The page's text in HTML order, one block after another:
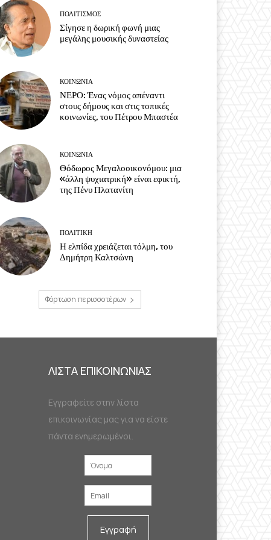
ΠΟΛΙΤΙΣΜΟΣ
Σίγησε η δωρική φωνή μιας
μεγάλης μουσικής δυναστείας
ΚΟΙΝΩΝΙΑ
ΝΕΡΟ: Ένας νόμος απέναντι
στους δήμους και στις τοπικές
κοινωνίες, του Πέτρου Μπαστέα
ΚΟΙΝΩΝΙΑ
Θόδωρος Μεγαλοοικονόμου: μια
«άλλη ψυχιατρική» είναι εφικτή,
της Πένυ Πλατανίτη
ΠΟΛΙΤΙΚΗ
Η ελπίδα χρειάζεται τόλμη, του
Δημήτρη Καλτσώνη
Φόρτωση περισσοτέρων
ΛΙΣΤΑ ΕΠΙΚΟΙΝΩΝΙΑΣ
Εγγραφείτε στην λίστα
επικοινωνίας μας για να είστε
πάντα ενημερωμένοι.
Εγγραφή